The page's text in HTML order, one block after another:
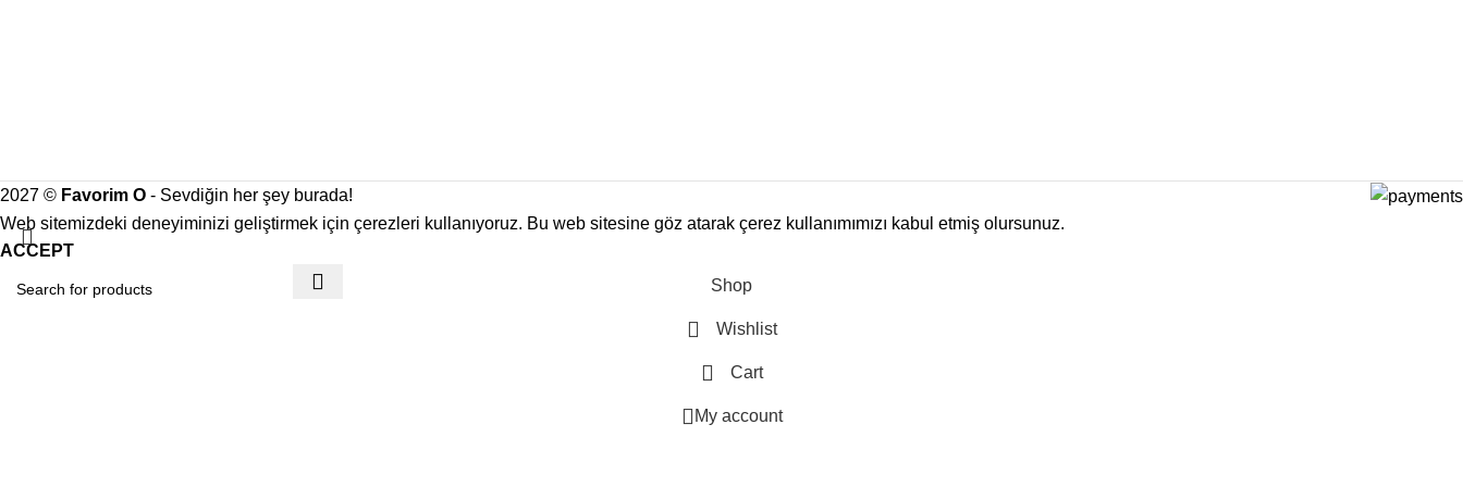
2027 © Favorim O - Sevdiğin her şey burada!
Web sitemizdeki deneyiminizi geliştirmek için çerezleri kullanıyoruz. Bu web sitesine göz atarak çerez kullanımımızı kabul etmiş olursunuz.
ACCEPT
Shop
Wishlist
Cart
My account